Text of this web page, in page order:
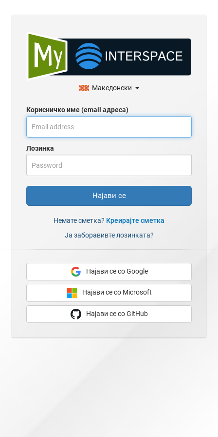
Македонски
Корисничко име (email адреса)
Лозинка
Најави се
Немате сметка? Креирајте сметка
Ја заборавивте лозинката?
Најави се со Google
Најави се со Microsoft
Најави се со GitHub